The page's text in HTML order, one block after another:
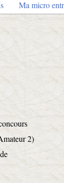
Ma micro
2)